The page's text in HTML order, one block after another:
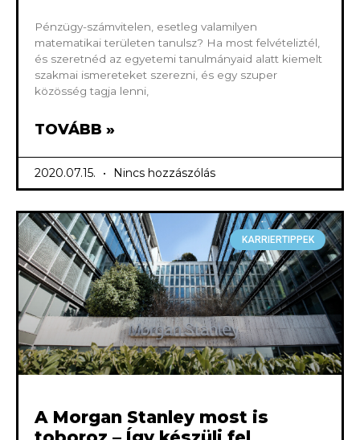
Pénzügy-számvitelen, esetleg valamilyen
matematikai területen tanulsz? Ha most felvételiztél,
és szeretnéd az egyetemi tanulmányaid alatt kiemelt
szakmai ismereteket szerezni, és egy szuper
közösség tagja lenni,
TOVÁBB »
2020.07.15. Nincs hozzászólás
KARRIERTIPPEK
A Morgan Stanley most is